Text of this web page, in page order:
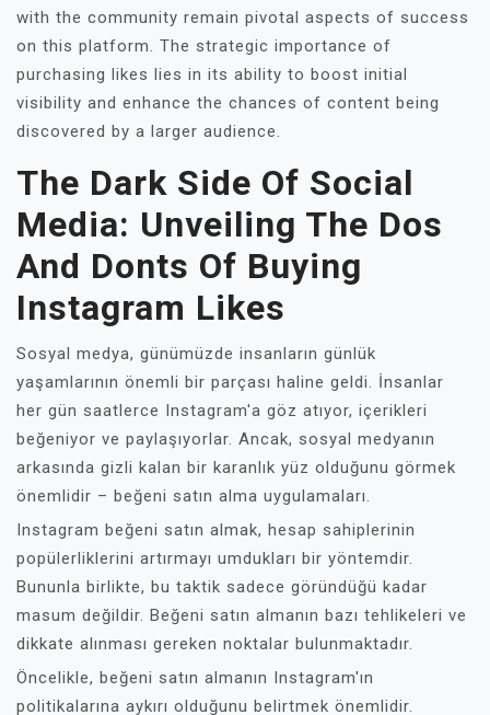
with the community remain pivotal aspects of success
on this platform. The strategic importance of
purchasing likes lies in its ability to boost initial
visibility and enhance the chances of content being
discovered by a larger audience.
The Dark Side Of Social
Media: Unveiling The Dos
And Donts Of Buying
Instagram Likes
Sosyal medya, günümüzde insanların günlük
yaşamlarının önemli bir parçası haline geldi. İnsanlar
her gün saatlerce Instagram'a göz atıyor, içerikleri
beğeniyor ve paylaşıyorlar. Ancak, sosyal medyanın
arkasında gizli kalan bir karanlık yüz olduğunu görmek
önemlidir – beğeni satın alma uygulamaları.
Instagram beğeni satın almak, hesap sahiplerinin
popülerliklerini artırmayı umdukları bir yöntemdir.
Bununla birlikte, bu taktik sadece göründüğü kadar
masum değildir. Beğeni satın almanın bazı tehlikeleri ve
dikkate alınması gereken noktalar bulunmaktadır.
Öncelikle, beğeni satın almanın Instagram'ın
politikalarına aykırı olduğunu belirtmek önemlidir.